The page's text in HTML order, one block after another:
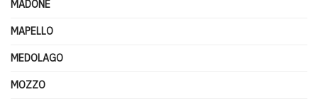
MADONE
MAPELLO
MEDOLAGO
MOZZO